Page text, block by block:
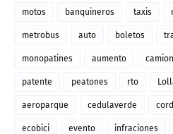
motos banquineros taxis
metrobus auto boletos
monopatines aumento
patente peatones rto
aeroparque cedulaverde
ecobici evento infraciones